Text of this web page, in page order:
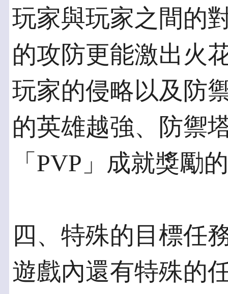
玩家與玩家之間的
的攻防更能激出火
玩家的侵略以及防
的英雄越強、防禦
「PVP」成就獎勵
四、特殊的目標任
遊戲內還有特殊的